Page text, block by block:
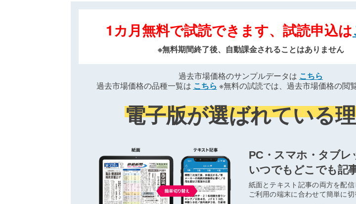
1カ月無料で試読できます、試読申込は
※無料期間終了後、自動課金されることはありません
過去市場価格のサンプルデータは こちら
過去市場価格の品種一覧は こちら ※無料の試読では、過去市場価格の閲
電子版が選ばれている
PC・スマホ・タブレ
いつでもどこでも記
紙面とテキスト記事の両方を配信
ご利用の端末に合わせて簡単に切